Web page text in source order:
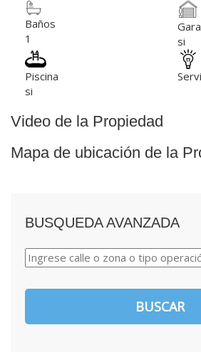
Baños
1
si
Piscina
si
Video de la Propiedad
Mapa de ubicación de la
BUSQUEDA AVANZADA